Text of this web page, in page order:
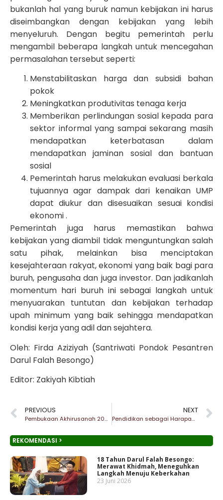
bukanlah hal yang buruk namun kebijakan ini harus
diseimbangkan dengan kebijakan yang lebih
menyeluruh. Dengan begitu pemerintah perlu
mengambil beberapa langkah untuk mencegahan
permasalahan tersebut seperti:
Menstabilitaskan harga dan subsidi bahan
pokok
Meningkatkan produtivitas tenaga kerja
Memberikan perlindungan sosial kepada para
sektor informal yang sampai sekarang masih
mendapatkan keterbatasan dalam
mendapatkan jaminan sosial dan bantuan
sosial
Pemerintah harus melakukan evaluasi berkala
tujuannya agar dampak dari kenaikan UMP
dapat diukur dan disesuaikan sesuai kondisi
ekonomi .
Pemerintah juga harus memastikan bahwa
kebijakan yang diambil tidak menguntungkan salah
satu pihak, melainkan bisa menciptakan
kesejahteraan rakyat, ekonomi yang baik bagi para
buruh, pengusaha dan juga investor. Dan jadikanlah
momentum hari buruh ini sebagai langkah untuk
menyuarakan tuntutan dan kebijakan terhadap
upah minimum yang baik sehingga mendapatkan
kondisi kerja yang adil dan sejahtera.
Oleh: Firda Aziziyah (Santriwati Pondok Pesantren
Darul Falah Besongo)
Editor: Zakiyah Kibtiah
PREVIOUS
Pembukaan Akhirusanah 2025: Menggali Potensi Mengukir Prestasi
NEXT
Pendidikan sebagai Harapan untuk Masa Depan
REKOMENDASI >
18 Tahun Darul Falah Besongo:
Merawat Khidmah, Meneguhkan
Langkah Menuju Keberkahan
23 Juni 2026